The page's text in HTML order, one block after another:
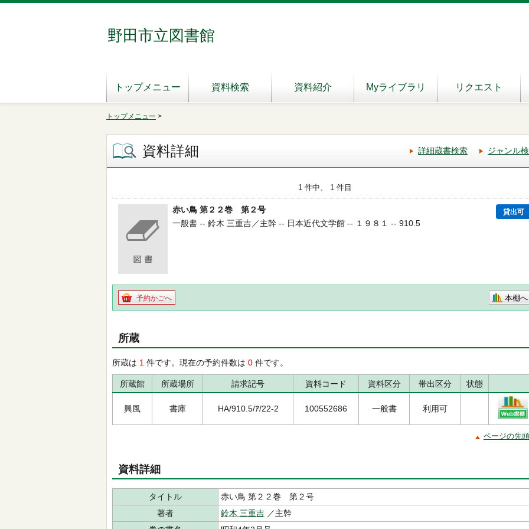
野田市立図書館
トップメニュー 資料検索 資料紹介 Myライブラリ リクエスト
トップメニュー >
資料詳細 詳細蔵書検索 ジャンル
1 件中、 1 件目
赤い鳥 第２２巻 第２号 貸出可
一般書 -- 鈴木 三重吉／主幹 -- 日本近代文学館 -- １９８１ -- 910.5
予約かごへ 本棚へ
所蔵
所蔵は 1 件です。現在の予約件数は 0 件です。
所蔵館 所蔵場所 請求記号 資料コード 資料区分 帯出区分 状態
興風 書庫 HA/910.5/ｱ/22-2 100552686 一般書 利用可
ページの先
資料詳細
タイトル
赤い鳥 第２２巻 第２号
著者
鈴木 三重吉 ／主幹